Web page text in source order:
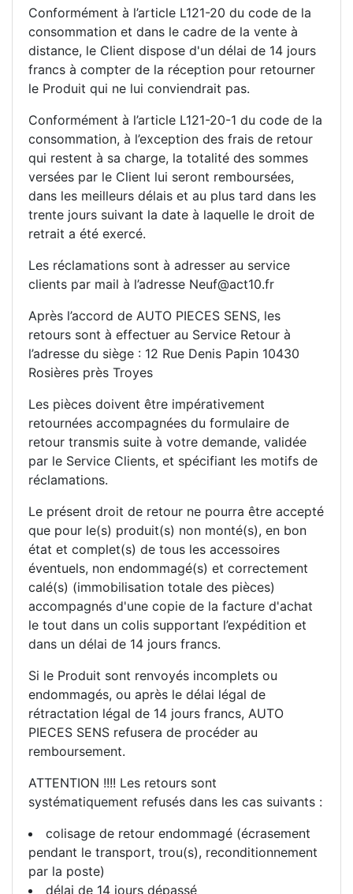
Conformément à l’article L121-20 du code de la
consommation et dans le cadre de la vente à
distance, le Client dispose d'un délai de 14 jours
francs à compter de la réception pour retourner
le Produit qui ne lui conviendrait pas.
Conformément à l’article L121-20-1 du code de la
consommation, à l’exception des frais de retour
qui restent à sa charge, la totalité des sommes
versées par le Client lui seront remboursées,
dans les meilleurs délais et au plus tard dans les
trente jours suivant la date à laquelle le droit de
retrait a été exercé.
Les réclamations sont à adresser au service
clients par mail à l’adresse Neuf@act10.fr
Après l’accord de AUTO PIECES SENS, les
retours sont à effectuer au Service Retour à
l’adresse du siège : 12 Rue Denis Papin 10430
Rosières près Troyes
Les pièces doivent être impérativement
retournées accompagnées du formulaire de
retour transmis suite à votre demande, validée
par le Service Clients, et spécifiant les motifs de
réclamations.
Le présent droit de retour ne pourra être accepté
que pour le(s) produit(s) non monté(s), en bon
état et complet(s) de tous les accessoires
éventuels, non endommagé(s) et correctement
calé(s) (immobilisation totale des pièces)
accompagnés d'une copie de la facture d'achat
le tout dans un colis supportant l’expédition et
dans un délai de 14 jours francs.
Si le Produit sont renvoyés incomplets ou
endommagés, ou après le délai légal de
rétractation légal de 14 jours francs, AUTO
PIECES SENS refusera de procéder au
remboursement.
ATTENTION !!!! Les retours sont
systématiquement refusés dans les cas suivants :
colisage de retour endommagé (écrasement
pendant le transport, trou(s), reconditionnement
par la poste)
délai de 14 jours dépassé